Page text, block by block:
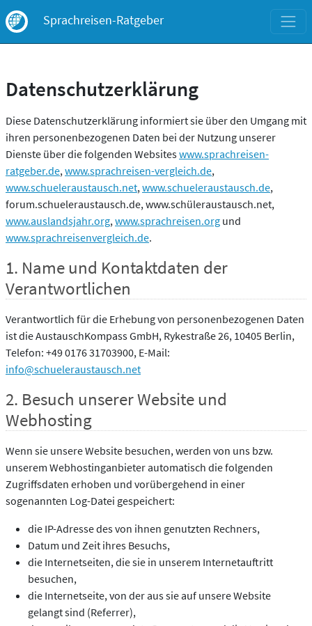
Datenschutzerklärung
Diese Datenschutzerklärung informiert sie über den Umgang mit
ihren personenbezogenen Daten bei der Nutzung unserer
Dienste über die folgenden Websiteswww.sprachreisen-
ratgeber.de, www.sprachreisen-vergleich.de,
www.schueleraustausch.net, www.schueleraustausch.de,
forum.schueleraustausch.de, www.schüleraustausch.net,
www.auslandsjahr.org, www.sprachreisen.org und
www.sprachreisenvergleich.de.
1. Name und Kontaktdaten der
Verantwortlichen
Verantwortlich für die Erhebung von personenbezogenen Daten
ist die AustauschKompass GmbH, Rykestraße 26, 10405 Berlin,
Telefon: +49 0176 31703900, E-Mail:
info@schueleraustausch.net
2. Besuch unserer Website und
Webhosting
Wenn sie unsere Website besuchen, werden von uns bzw.
unserem Webhostinganbieter automatisch die folgenden
Zugriffsdaten erhoben und vorübergehend in einer
sogenannten Log-Datei gespeichert:
die IP-Adresse des von ihnen genutzten Rechners,
Datum und Zeit ihres Besuchs,
die Internetseiten, die sie in unserem Internetauftritt
besuchen,
die Internetseite, von der aus sie auf unsere Website
gelangt sind (Referrer),